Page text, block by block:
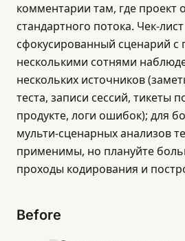
комментарии там, где проект
стандартного потока. Чек-
сфокусированный сценарий с
несколькими сотнями
нескольких источников
теста, записи сессий, тикеты
продукте, логи ошибок); для
мульти-сценарных анализов
применимы, но плануйте
проходы кодирования и
Before